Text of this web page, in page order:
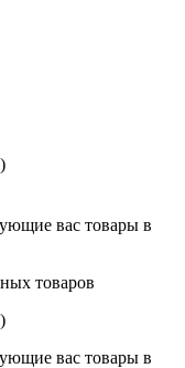
вас товары в
товаров
вас товары в